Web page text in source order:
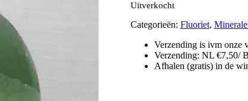
Uitverkocht
Categorieën: Fluoriet,
Verzending is ivm onze
Verzending: NL €7,50/
Afhalen (gratis) in de